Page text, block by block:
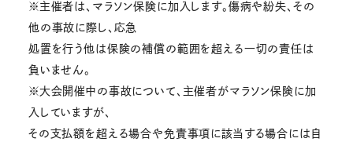
※主催者は、マラソン保険に加入します。傷病や紛失、その
他の事故に際し、応急
処置を行う他は保険の補償の範囲を超える一切の責任は
負いません。
※大会開催中の事故について、主催者がマラソン保険に加
入していますが、
その支払額を超える場合や免責事項に該当する場合には自